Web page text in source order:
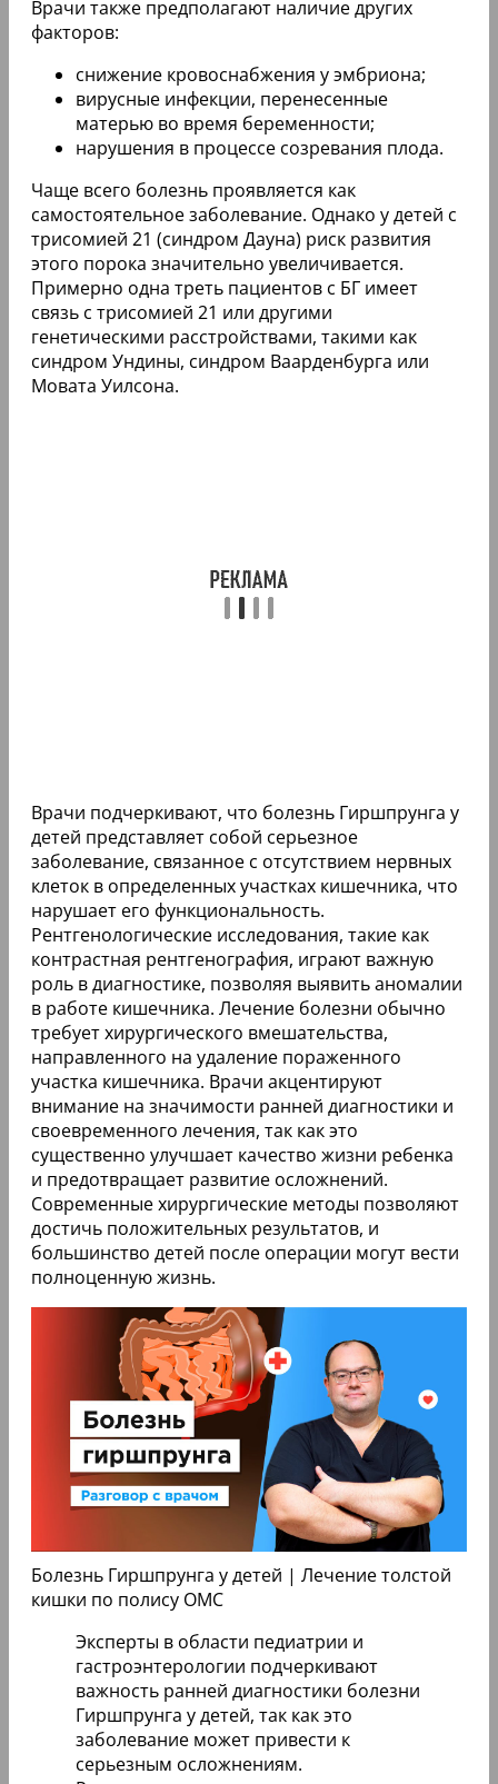
Врачи также предполагают наличие других
факторов:
снижение кровоснабжения у эмбриона;
вирусные инфекции, перенесенные
матерью во время беременности;
нарушения в процессе созревания плода.
Чаще всего болезнь проявляется как
самостоятельное заболевание. Однако у детей с
трисомией 21 (синдром Дауна) риск развития
этого порока значительно увеличивается.
Примерно одна треть пациентов с БГ имеет
связь с трисомией 21 или другими
генетическими расстройствами, такими как
синдром Ундины, синдром Ваарденбурга или
Мовата Уилсона.
Врачи подчеркивают, что болезнь Гиршпрунга у
детей представляет собой серьезное
заболевание, связанное с отсутствием нервных
клеток в определенных участках кишечника, что
нарушает его функциональность.
Рентгенологические исследования, такие как
контрастная рентгенография, играют важную
роль в диагностике, позволяя выявить аномалии
в работе кишечника. Лечение болезни обычно
требует хирургического вмешательства,
направленного на удаление пораженного
участка кишечника. Врачи акцентируют
внимание на значимости ранней диагностики и
своевременного лечения, так как это
существенно улучшает качество жизни ребенка
и предотвращает развитие осложнений.
Современные хирургические методы позволяют
достичь положительных результатов, и
большинство детей после операции могут вести
полноценную жизнь.
Болезнь Гиршпрунга у детей | Лечение толстой
кишки по полису ОМС
Эксперты в области педиатрии и
гастроэнтерологии подчеркивают
важность ранней диагностики болезни
Гиршпрунга у детей, так как это
заболевание может привести к
серьезным осложнениям.